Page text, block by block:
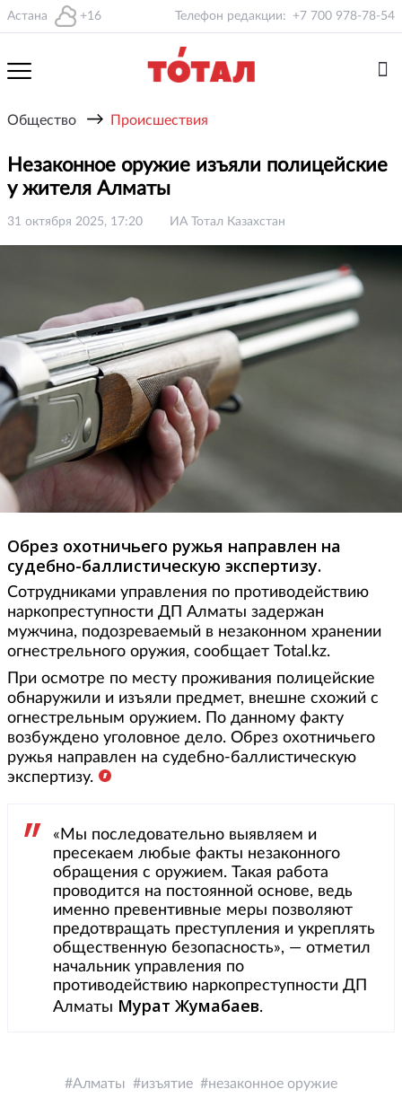
Астана +16 Телефон редакции: +7 700 978-78-54
Общество → Происшествия
Незаконное оружие изъяли полицейские
у жителя Алматы
31 октября 2025, 17:20 ИА Тотал Казахстан
Обрез охотничьего ружья направлен на
судебно-баллистическую экспертизу.
Сотрудниками управления по противодействию
наркопреступности ДП Алматы задержан
мужчина, подозреваемый в незаконном хранении
огнестрельного оружия, сообщает Total.kz.
При осмотре по месту проживания полицейские
обнаружили и изъяли предмет, внешне схожий с
огнестрельным оружием. По данному факту
возбуждено уголовное дело. Обрез охотничьего
ружья направлен на судебно-баллистическую
экспертизу.
«Мы последовательно выявляем и
пресекаем любые факты незаконного
обращения с оружием. Такая работа
проводится на постоянной основе, ведь
именно превентивные меры позволяют
предотвращать преступления и укреплять
общественную безопасность», — отметил
начальник управления по
противодействию наркопреступности ДП
Алматы Мурат Жумабаев.
Алматы изъятие незаконное оружие